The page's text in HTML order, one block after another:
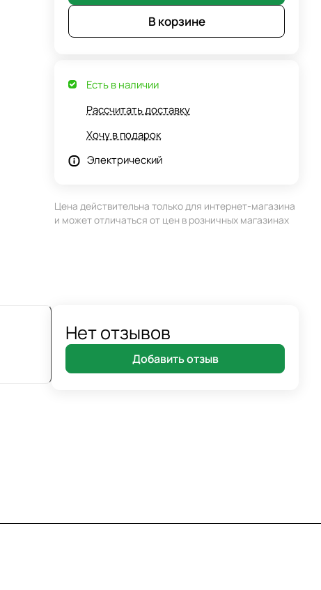
В корзине
Есть в наличии
Рассчитать доставку
Хочу в подарок
Электрический
Цена действительна только для интернет-магазина
и может отличаться от цен в розничных магазинах
Нет отзывов
Добавить отзыв